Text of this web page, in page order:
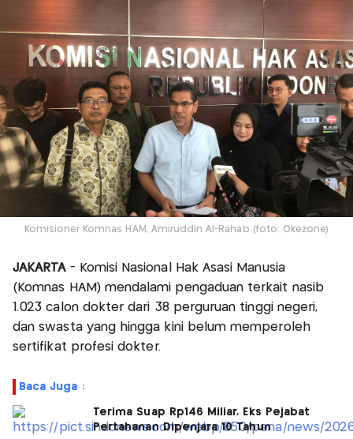
Komisioner Komnas HAM, Amiruddin Al-Rahab (foto: Okezone)
JAKARTA- Komisi Nasional Hak Asasi Manusia
(Komnas HAM) mendalami pengaduan terkait nasib
1.023 calon dokter dari 38 perguruan tinggi negeri,
dan swasta yang hingga kini belum memperoleh
sertifikat profesi dokter.
Baca Juga :
Terima Suap Rp146 Miliar, Eks Pejabat
Pertahanan Dipenjara 10 Tahun